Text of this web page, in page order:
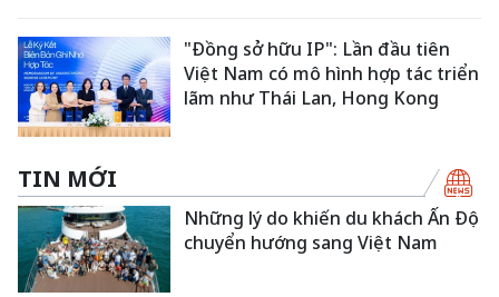
"Đồng sở hữu IP": Lần đầu tiên
Việt Nam có mô hình hợp tác triển
lãm như Thái Lan, Hong Kong
TIN MỚI
Những lý do khiến du khách Ấn Độ
chuyển hướng sang Việt Nam